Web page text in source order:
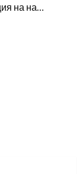
на на…